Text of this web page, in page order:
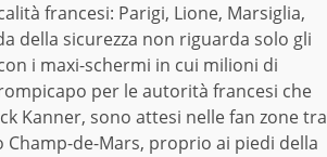
francesi: Parigi, Lione, Marsiglia,
della sicurezza non riguarda solo gli
i maxi-schermi in cui milioni di
per le autorità francesi che
Kanner, sono attesi nelle fan zone tra
de-Mars, proprio ai piedi della